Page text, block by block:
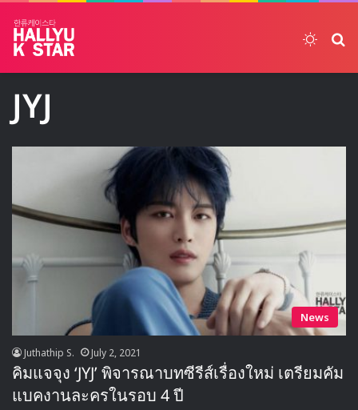
JYJ
News
Juthathip S. July 2, 2021
คิมแจจุง ‘JYJ’ พิจารณาบทซีรีส์เรื่องใหม่ เตรียมคัม
แบคงานละครในรอบ 4 ปี